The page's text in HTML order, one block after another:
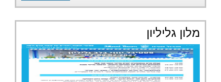
מלון גליליון